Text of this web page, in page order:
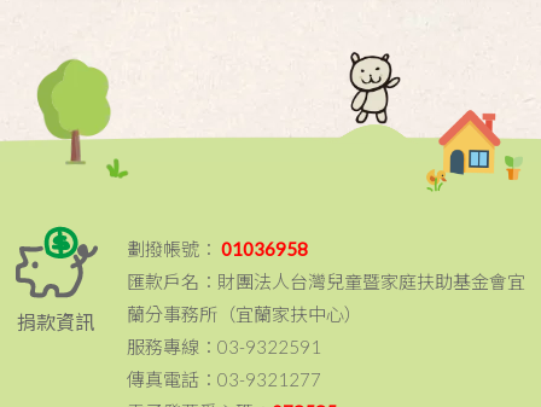
捐款資訊
劃撥帳號： 01036958
匯款戶名：財團法人台灣兒童暨家庭扶助基金會宜
蘭分事務所（宜蘭家扶中心）
服務專線：03-9322591
傳真電話：03-9321277